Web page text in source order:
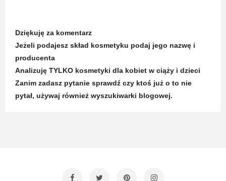
Dziękuję za komentarz
Jeżeli podajesz skład kosmetyku podaj jego nazwę i
producenta
Analizuję TYLKO kosmetyki dla kobiet w ciąży i dzieci
Zanim zadasz pytanie sprawdź czy ktoś już o to nie
pytał, używaj również wyszukiwarki blogowej.